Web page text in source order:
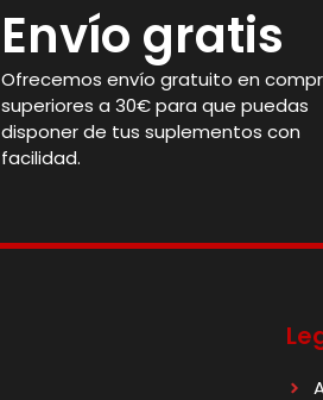
Envío gratis
Ofrecemos envío gratuito en
superiores a 30€ para que puedas
disponer de tus suplementos con
facilidad.